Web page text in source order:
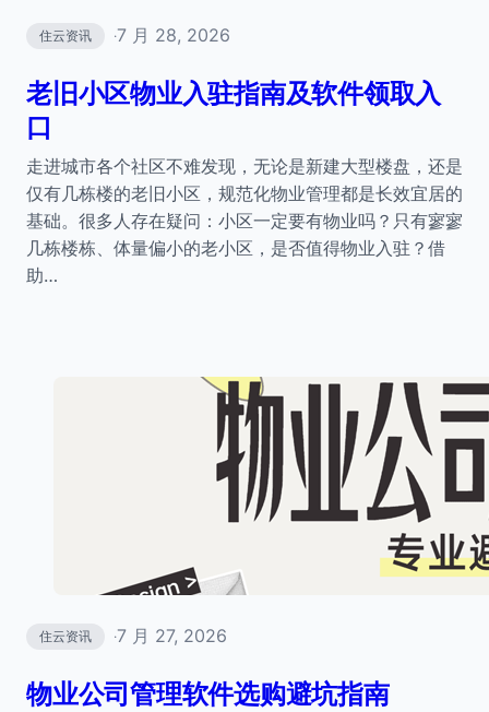
住云资讯 ·7 月 28, 2026
老旧小区物业入驻指南及软件领取入
口
走进城市各个社区不难发现，无论是新建大型楼盘，还是
仅有几栋楼的老旧小区，规范化物业管理都是长效宜居的
基础。很多人存在疑问：小区一定要有物业吗？只有寥寥
几栋楼栋、体量偏小的老小区，是否值得物业入驻？借
助…
住云资讯 ·7 月 27, 2026
物业公司管理软件选购避坑指南